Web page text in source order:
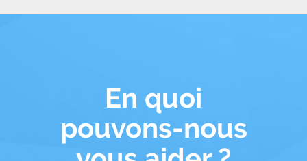
En quoi
pouvons-nous